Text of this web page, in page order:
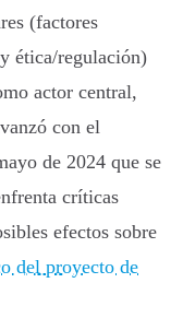
(factores
ética/regulación)
actor central,
con el
de 2024 que se
críticas
efectos sobre
del proyecto de